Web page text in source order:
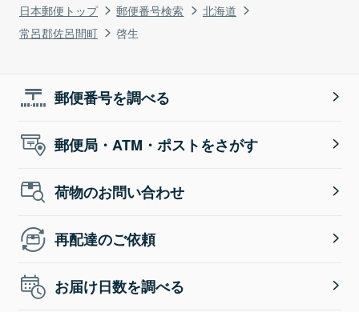
日本郵便トップ 郵便番号検索
北海道
常呂郡佐呂間町
啓生
郵便番号を調べる
郵便局・ATM・ポストをさがす
荷物のお問い合わせ
再配達のご依頼
お届け日数を調べる